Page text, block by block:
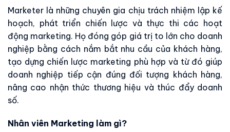
Marketer là những chuyên gia chịu trách nhiệm lập kế
hoạch, phát triển chiến lược và thực thi các hoạt
động marketing. Họ đóng góp giá trị to lớn cho doanh
nghiệp bằng cách nắm bắt nhu cầu của khách hàng,
tạo dựng chiến lược marketing phù hợp và từ đó giúp
doanh nghiệp tiếp cận đúng đối tượng khách hàng,
nâng cao nhận thức thương hiệu và thúc đẩy doanh
số.
Nhân viên Marketing làm gì?